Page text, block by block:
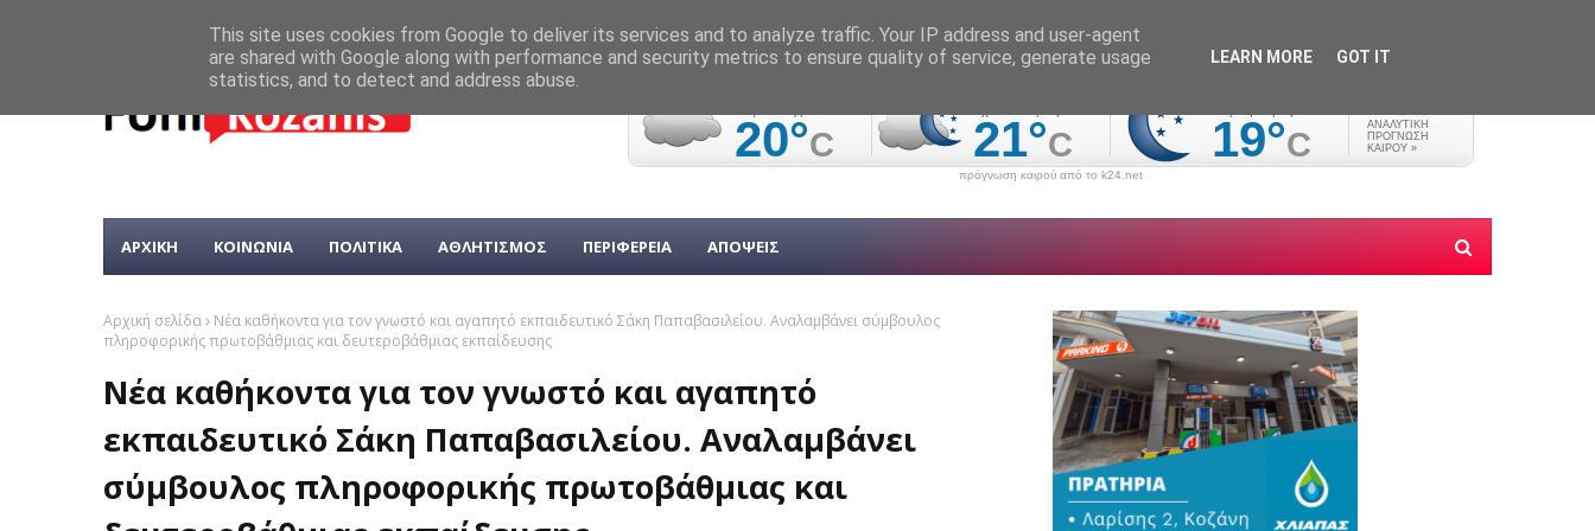
πρόγνωση καιρού από το k24.net
ΑΡΧΙΚΗ ΚΟΙΝΩΝΙΑ ΠΟΛΙΤΙΚΑ ΑΘΛΗΤΙΣΜΟΣ ΠΕΡΙΦΕΡΕΙΑ ΑΠΟΨΕΙΣ
Αρχική σελίδα
Νέα καθήκοντα για τον γνωστό και αγαπητό εκπαιδευτικό Σάκη Παπαβασιλείου. Αναλαμβάνει σύμβουλος
πληροφορικής πρωτοβάθμιας και δευτεροβάθμιας εκπαίδευσης
Νέα καθήκοντα για τον γνωστό και αγαπητό
εκπαιδευτικό Σάκη Παπαβασιλείου. Αναλαμβάνει
σύμβουλος πληροφορικής πρωτοβάθμιας και
This site uses cookies from Google to deliver its services and to analyze traffic. Your IP address and user-agent
are shared with Google along with performance and security metrics to ensure quality of service, generate usage
statistics, and to detect and address abuse.
LEARN MORE GOT IT